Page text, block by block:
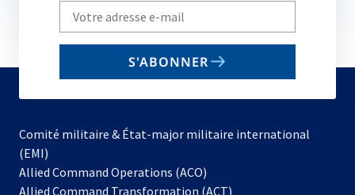
Write
your
email
S'ABONNER
Comité militaire & État-major militaire international
(EMI)
Allied Command Operations (ACO)
dans
Allied Command Transformation (ACT)